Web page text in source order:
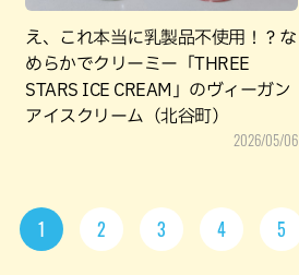
え、これ本当に乳製品不使用！？な
めらかでクリーミー「THREE
STARS ICE CREAM」のヴィーガン
アイスクリーム（北谷町）
2026/05/06
1 2 3 4 5